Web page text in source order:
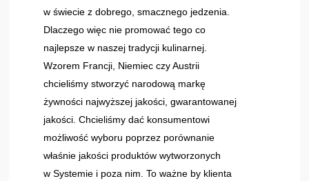
w świecie z dobrego, smacznego jedzenia.
Dlaczego więc nie promować tego co
najlepsze w naszej tradycji kulinarnej.
Wzorem Francji, Niemiec czy Austrii
chcieliśmy stworzyć narodową markę
żywności najwyższej jakości, gwarantowanej
jakości. Chcieliśmy dać konsumentowi
możliwość wyboru poprzez porównanie
właśnie jakości produktów wytworzonych
w Systemie i poza nim. To ważne by klienta